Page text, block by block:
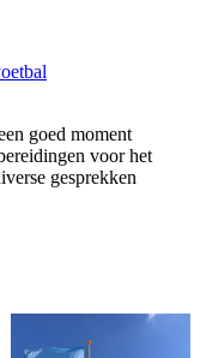
goed moment
voor het
gesprekken